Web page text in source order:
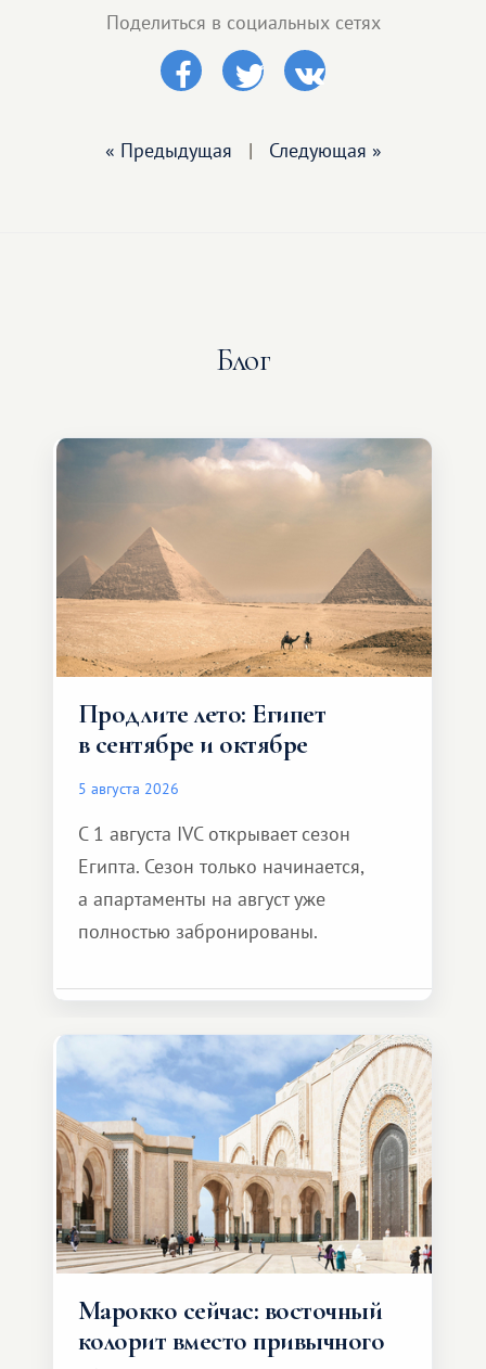
Поделиться в социальных сетях
« Предыдущая | Следующая »
Блог
Продлите лето: Египет
в сентябре и октябре
5 августа 2026
С 1 августа IVC открывает сезон
Египта. Сезон только начинается,
а апартаменты на август уже
полностью забронированы.
Марокко сейчас: восточный
колорит вместо привычного